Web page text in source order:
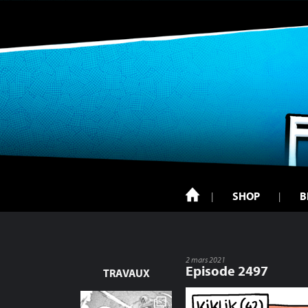
SHOP
TRAVAUX
2 mars 2021
Episode 2497